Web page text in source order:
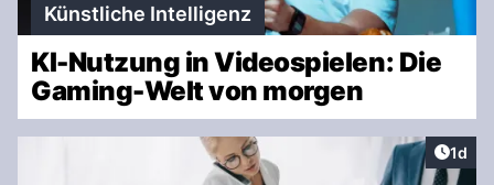
Künstliche Intelligenz
KI-Nutzung in Videospielen: Die
Gaming-Welt von morgen
1d